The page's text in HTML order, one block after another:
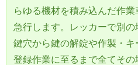
らゆる機材を積み込んだ作
急行します。レッカーで別の
鍵穴から鍵の解錠や作製・
登録作業に至るまで全てそ